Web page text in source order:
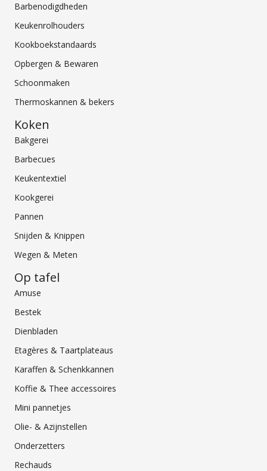
Barbenodigdheden
Keukenrolhouders
Kookboekstandaards
Opbergen & Bewaren
Schoonmaken
Thermoskannen & bekers
Koken
Bakgerei
Barbecues
Keukentextiel
Kookgerei
Pannen
Snijden & Knippen
Wegen & Meten
Op tafel
Amuse
Bestek
Dienbladen
Etagères & Taartplateaus
Karaffen & Schenkkannen
Koffie & Thee accessoires
Mini pannetjes
Olie- & Azijnstellen
Onderzetters
Rechauds